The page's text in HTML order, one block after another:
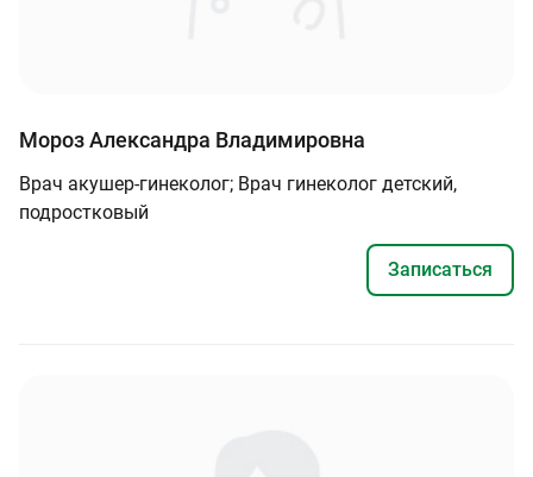
Мороз Александра Владимировна
Врач акушер-гинеколог; Врач гинеколог детский,
подростковый
Записаться